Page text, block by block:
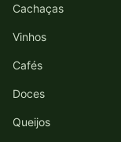
Cachaças
Vinhos
Cafés
Doces
Queijos